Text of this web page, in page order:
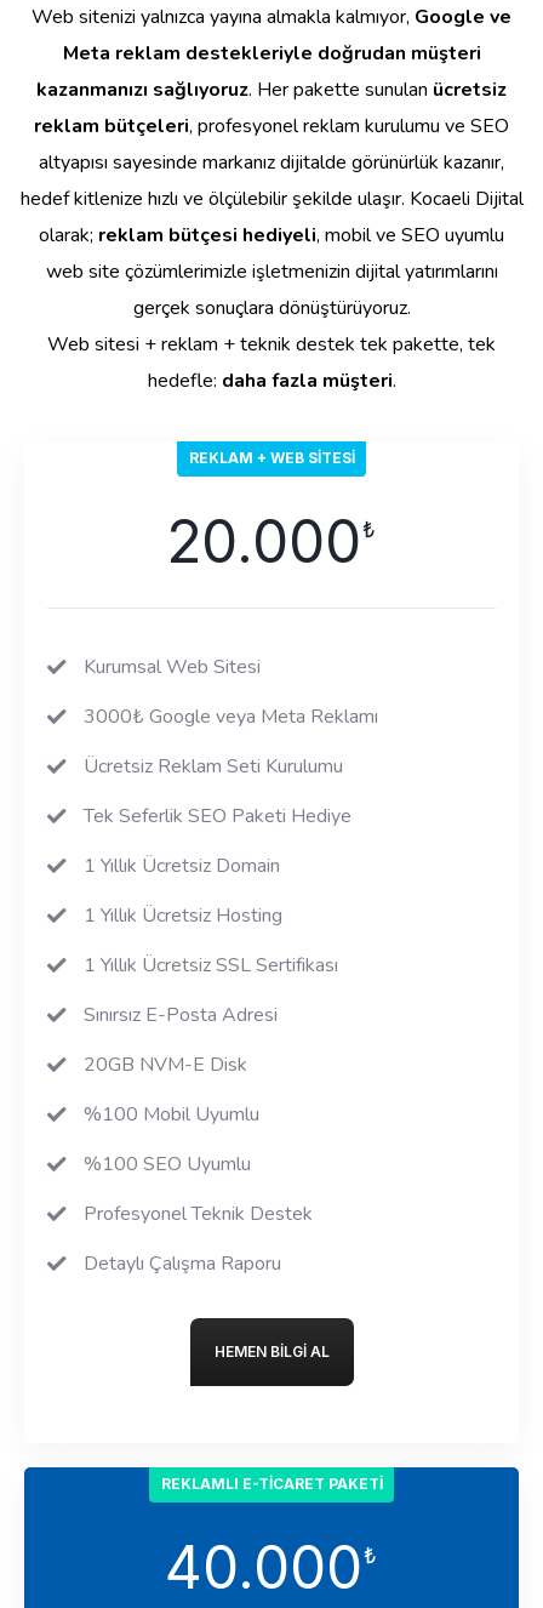
Web sitenizi yalnızca yayına almakla kalmıyor, Google ve
Meta reklam destekleriyle doğrudan müşteri
kazanmanızı sağlıyoruz. Her pakette sunulan ücretsiz
reklam bütçeleri, profesyonel reklam kurulumu ve SEO
altyapısı sayesinde markanız dijitalde görünürlük kazanır,
hedef kitlenize hızlı ve ölçülebilir şekilde ulaşır. Kocaeli Dijital
olarak; reklam bütçesi hediyeli, mobil ve SEO uyumlu
web site çözümlerimizle işletmenizin dijital yatırımlarını
gerçek sonuçlara dönüştürüyoruz.
Web sitesi + reklam + teknik destek tek pakette, tek
hedefle: daha fazla müşteri.
REKLAM + WEB SITESI
20.000₺
Kurumsal Web Sitesi
3000₺ Google veya Meta Reklamı
Ücretsiz Reklam Seti Kurulumu
Tek Seferlik SEO Paketi Hediye
1 Yıllık Ücretsiz Domain
1 Yıllık Ücretsiz Hosting
1 Yıllık Ücretsiz SSL Sertifikası
Sınırsız E-Posta Adresi
20GB NVM-E Disk
%100 Mobil Uyumlu
%100 SEO Uyumlu
Profesyonel Teknik Destek
Detaylı Çalışma Raporu
HEMEN BILGI AL
REKLAMLI E-TICARET PAKETI
40.000₺